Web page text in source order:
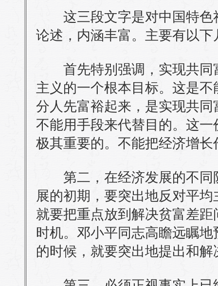
这三段文字是对中国特色
论述，内涵丰富。主要有以下
首先特别强调，实现共同
主义的一个根本目标。这是
分人先富裕起来，是实现共
不能用手段来代替目的。这
极其重要的。不能把经济增
第二，在经济发展的不同
展的初期，要突出地反对平
就要把重点放到解决贫富差
时机。邓小平同志高瞻远瞩
的时候，就要突出地提出和解